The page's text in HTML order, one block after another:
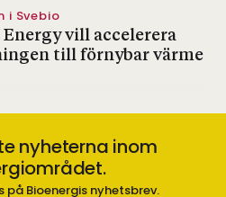
i Svebio
vill accelerera
till förnybar värme
nyheterna inom
på Bioenergis nyhetsbrev.